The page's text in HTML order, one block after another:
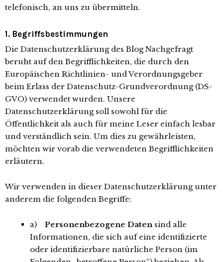
telefonisch, an uns zu übermitteln.
1. Begriffsbestimmungen
Die Datenschutzerklärung des Blog Nachgefragt
beruht auf den Begrifflichkeiten, die durch den
Europäischen Richtlinien- und Verordnungsgeber
beim Erlass der Datenschutz-Grundverordnung (DS-
GVO) verwendet wurden. Unsere
Datenschutzerklärung soll sowohl für die
Öffentlichkeit als auch für meine Leser einfach lesbar
und verständlich sein. Um dies zu gewährleisten,
möchten wir vorab die verwendeten Begrifflichkeiten
erläutern.
Wir verwenden in dieser Datenschutzerklärung unter
anderem die folgenden Begriffe:
a) Personenbezogene Daten sind alle
Informationen, die sich auf eine identifizierte
oder identifizierbare natürliche Person (im